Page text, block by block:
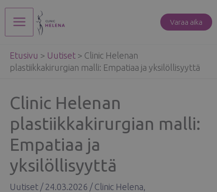
Siirry
sisältöön
Main
Menu
Varaa aika
Etusivu > Uutiset > Clinic Helenan
plastiikkakirurgian malli: Empatiaa ja yksilöllisyyttä
Clinic Helenan
plastiikkakirurgian malli:
Empatiaa ja
yksilöllisyyttä
Uutiset / 24.03.2026 / Clinic Helena